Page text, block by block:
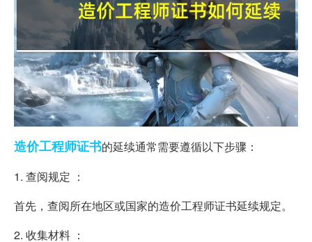
造价工程师证书的延续通常需要遵循以下步骤：
1. 查阅规定 ：
首先，查阅所在地区或国家的造价工程师证书延续规定。
2. 收集材料 ：